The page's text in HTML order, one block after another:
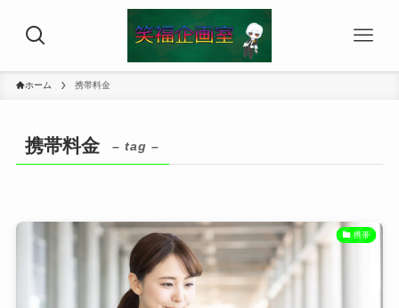
ホーム 携帯料金
携帯料金 – tag –
携帯